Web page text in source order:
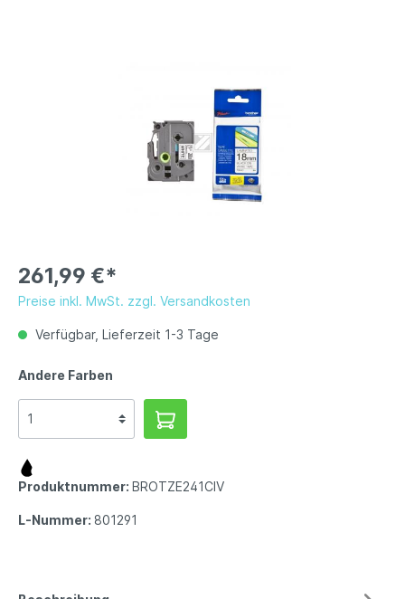
261,99 €*
Preise inkl. MwSt. zzgl. Versandkosten
Verfügbar, Lieferzeit 1-3 Tage
Andere Farben
Produktnummer: BROTZE241CIV
L-Nummer: 801291